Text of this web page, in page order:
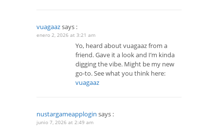
vuagaazsays :
enero 2, 2026 at 3:21 am
Yo, heard about vuagaaz from a
friend. Gave it a look and I’m kinda
digging the vibe. Might be my new
go-to. See what you think here:
vuagaaz
nustargameapplogin says :
junio 7, 2026 at 2:49 am